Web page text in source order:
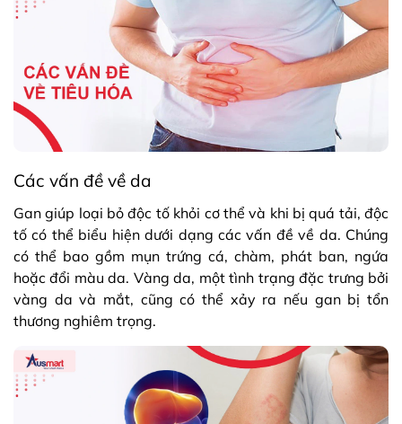
Các vấn đề về da
Gan giúp loại bỏ độc tố khỏi cơ thể và khi bị quá tải, độc
tố có thể biểu hiện dưới dạng các vấn đề về da. Chúng
có thể bao gồm mụn trứng cá, chàm, phát ban, ngứa
hoặc đổi màu da. Vàng da, một tình trạng đặc trưng bởi
vàng da và mắt, cũng có thể xảy ra nếu gan bị tổn
thương nghiêm trọng.